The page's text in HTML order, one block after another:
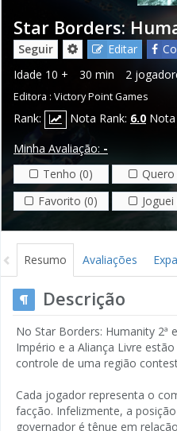
Star Borders:
Seguir Editar
Idade 10 + 30 min 2
Editora : Victory Point Games
Rank: Nota Rank: 6.0
Minha Avaliação: -
Tenho (0)
Quero
Favorito (0)
Joguei
Resumo Avaliações
Descrição
No Star Borders: Humanity 2ª
Império e a Aliança Livre
controle de uma região
Cada jogador representa o
facção. Infelizmente, a
governador é tênue em